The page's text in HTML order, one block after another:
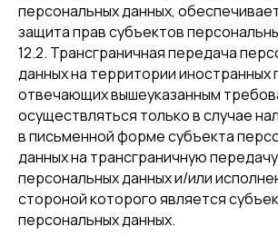
персональных данных,
защита прав субъектов
12.2. Трансграничная передача
данных на территории иностранных
отвечающих вышеуказанным
осуществляться только в случае
в письменной форме субъекта
данных на трансграничную
персональных данных и/или
стороной которого является
персональных данных.